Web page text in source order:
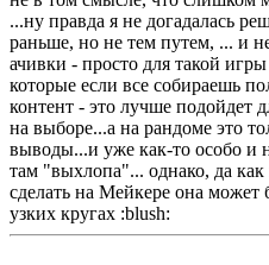
...ну правда я не догадалась
раньше, но не тем путем, ... и
ачивки - просто для такой
которые если все собираешь
контент - это лучше подойдет
на выборе...а на рандоме это
выводы...и уже как-то особо и
там "выхлопа"... однако, да
сделать на Мейкере она может
узких кругах :blush: